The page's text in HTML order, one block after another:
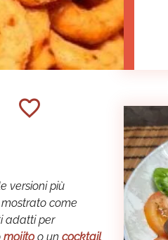
versioni più
come
adatti per
mojitoo un cocktail